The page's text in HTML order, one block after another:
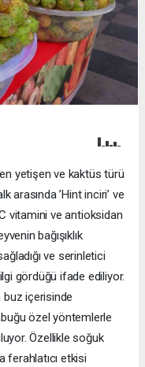
yetişen ve kaktüs türü
arasında ’Hint inciri’ ve
vitamini ve antioksidan
bağışıklık
ve serinletici
gördüğü ifade ediliyor.
içerisinde
özel yöntemlerle
Özellikle soğuk
ferahlatıcı etkisi